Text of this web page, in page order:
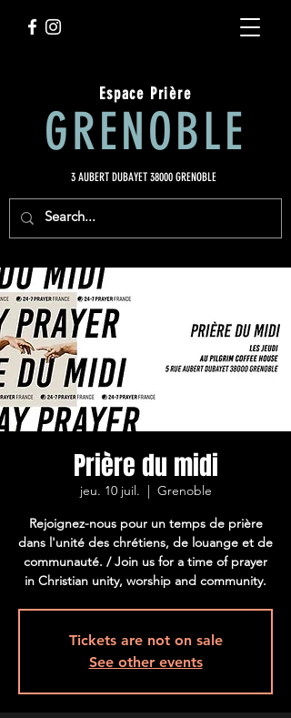
Espace Prière
GRENOBLE
3 AUBERT DUBAYET 38000 GRENOBLE
Prière du midi
jeu. 10 juil.
  |
Grenoble
Rejoignez-nous pour un temps de prière
dans l'unité des chrétiens, de louange et de
communauté. / Join us for a time of prayer
in Christian unity, worship and community.
Tickets are not on sale
See other events